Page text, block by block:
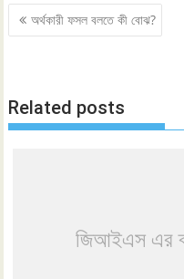
Post
navigation
অর্থকারী ফসল বলতে কী বোঝ?
Related posts
জিআইএস এর